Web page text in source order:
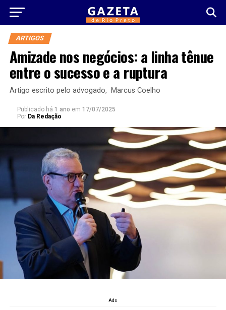
ARTIGOS
Amizade nos negócios: a linha tênue
entre o sucesso e a ruptura
Artigo escrito pelo advogado, Marcus Coelho
Publicado há 1 ano em 17/07/2025
Por Da Redação
Ads